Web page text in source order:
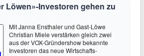
Löwen»-Investoren gehen zu
Mit Janna Ensthaler und Gast-Löwe
Christian Miele verstärken gleich zwei
aus der VOX-Gründershow bekannte
Investoren das neue Wirtschafts-